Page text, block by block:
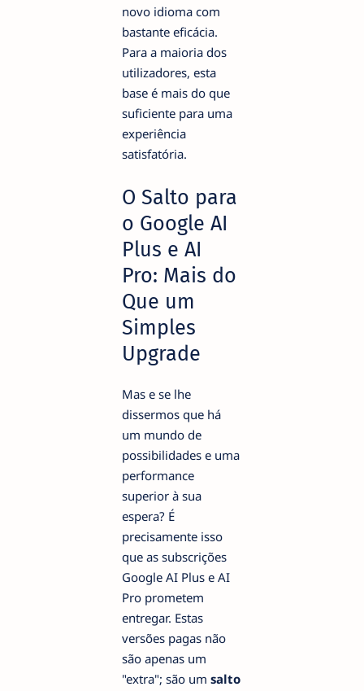
novo idioma com
bastante eficácia.
Para a maioria dos
utilizadores, esta
base é mais do que
suficiente para uma
experiência
satisfatória.
O Salto para
o Google AI
Plus e AI
Pro: Mais do
Que um
Simples
Upgrade
Mas e se lhe
dissermos que há
um mundo de
possibilidades e uma
performance
superior à sua
espera? É
precisamente isso
que as subscrições
Google AI Plus e AI
Pro prometem
entregar. Estas
versões pagas não
são apenas um
"extra"; são um salto